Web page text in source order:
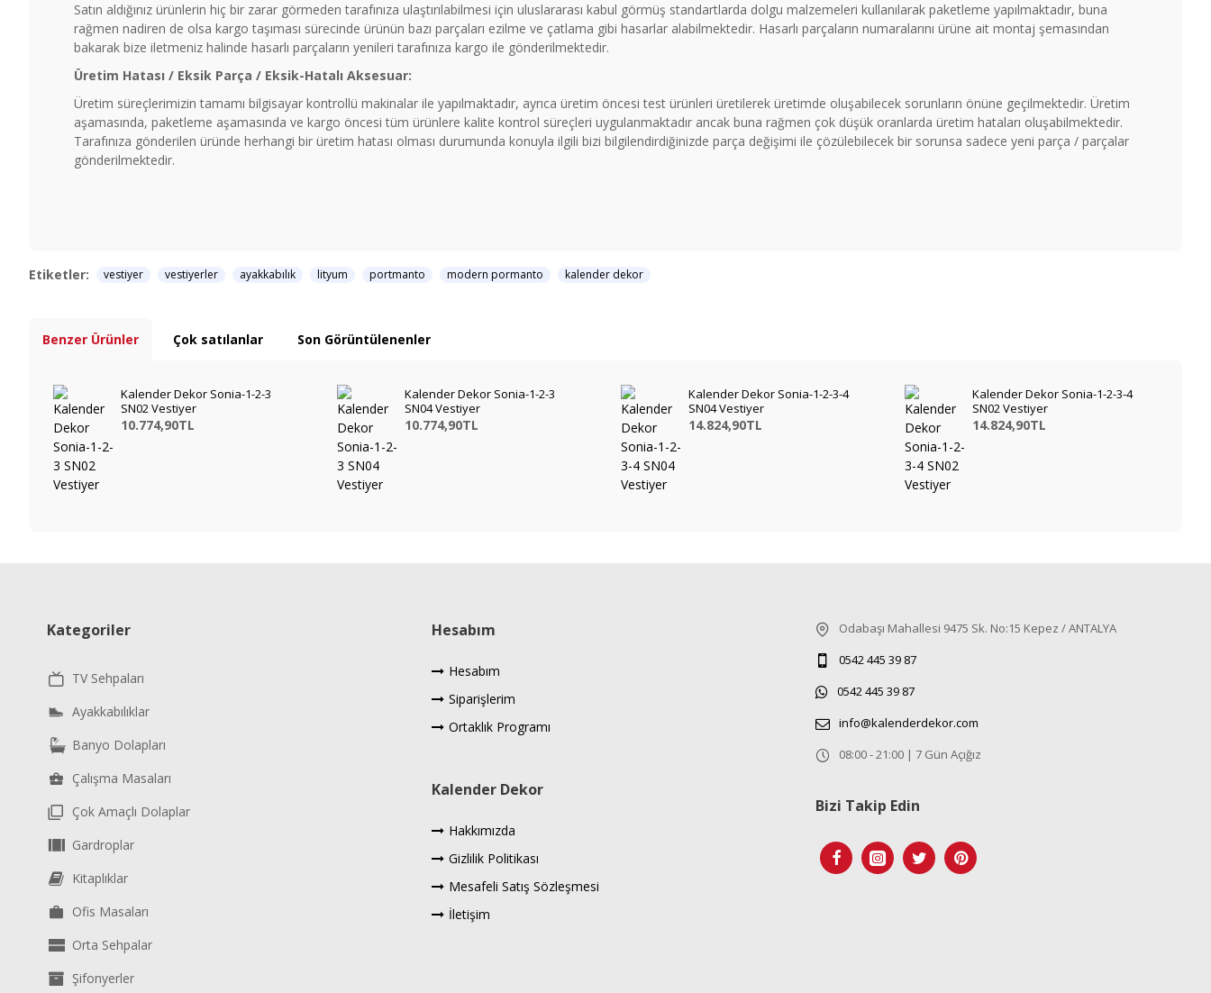
Satın aldığınız ürünlerin hiç bir zarar görmeden tarafınıza ulaştırılabilmesi için uluslararası kabul görmüş standartlarda dolgu malzemeleri kullanılarak paketleme yapılmaktadır, buna
rağmen nadiren de olsa kargo taşıması sürecinde ürünün bazı parçaları ezilme ve çatlama gibi hasarlar alabilmektedir. Hasarlı parçaların numaralarını ürüne ait montaj şemasından
bakarak bize iletmeniz halinde hasarlı parçaların yenileri tarafınıza kargo ile gönderilmektedir.
Üretim Hatası / Eksik Parça / Eksik-Hatalı Aksesuar:
Üretim süreçlerimizin tamamı bilgisayar kontrollü makinalar ile yapılmaktadır, ayrıca üretim öncesi test ürünleri üretilerek üretimde oluşabilecek sorunların önüne geçilmektedir. Üretim
aşamasında, paketleme aşamasında ve kargo öncesi tüm ürünlere kalite kontrol süreçleri uygulanmaktadır ancak buna rağmen çok düşük oranlarda üretim hataları oluşabilmektedir.
Tarafınıza gönderilen üründe herhangi bir üretim hatası olması durumunda konuyla ilgili bizi bilgilendirdiğinizde parça değişimi ile çözülebilecek bir sorunsa sadece yeni parça / parçalar
gönderilmektedir.
Etiketler: vestiyer vestiyerler ayakkabılık lityum portmanto modern pormanto kalender dekor
Benzer Ürünler Çok satılanlar Son Görüntülenenler
Kalender Dekor Sonia-1-2-3
SN02 Vestiyer
10.774,90TL
Kalender Dekor Sonia-1-2-3
SN04 Vestiyer
10.774,90TL
Kalender Dekor Sonia-1-2-3-4
SN04 Vestiyer
14.824,90TL
Kalender Dekor Sonia-1-2-3-4
SN02 Vestiyer
14.824,90TL
Kategoriler
TV Sehpaları
Ayakkabılıklar
Banyo Dolapları
Çalışma Masaları
Çok Amaçlı Dolaplar
Gardroplar
Kitaplıklar
Ofis Masaları
Orta Sehpalar
Şifonyerler
Hesabım
Hesabım
Siparişlerim
Ortaklık Programı
Kalender Dekor
Hakkımızda
Gizlilik Politikası
Mesafeli Satış Sözleşmesi
İletişim
Odabaşı Mahallesi 9475 Sk. No:15 Kepez / ANTALYA
0542 445 39 87
0542 445 39 87
info@kalenderdekor.com
08:00 - 21:00 | 7 Gün Açığız
Bizi Takip Edin